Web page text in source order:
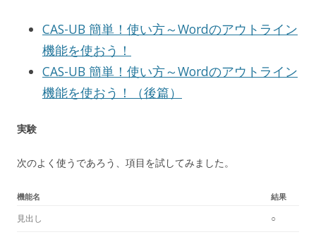
CAS-UB 簡単！使い方～Wordのアウトライン
機能を使おう！
CAS-UB 簡単！使い方～Wordのアウトライン
機能を使おう！（後篇）
実験
次のよく使うであろう、項目を試してみました。
機能名 結果
見出し ○